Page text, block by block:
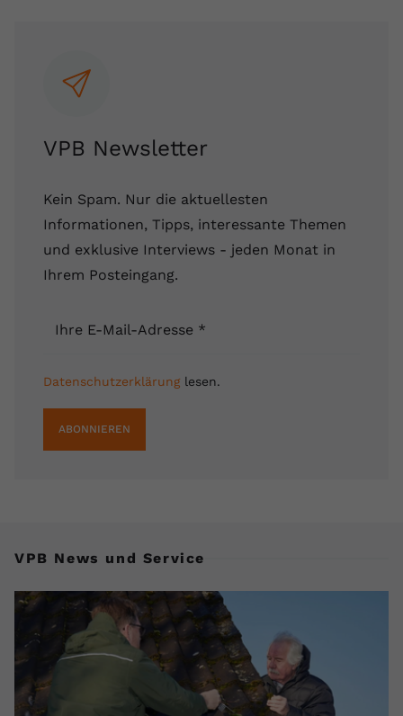
VPB Newsletter
Kein Spam. Nur die aktuellesten
Informationen, Tipps, interessante Themen
und exklusive Interviews - jeden Monat in
Ihrem Posteingang.
Ihre E-Mail-Adresse *
Datenschutzerklärunglesen.
ABONNIEREN
VPB News und Service